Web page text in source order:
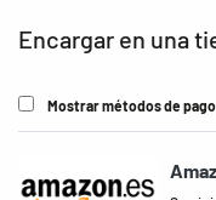
Encargar en una
Mostrar métodos de pago